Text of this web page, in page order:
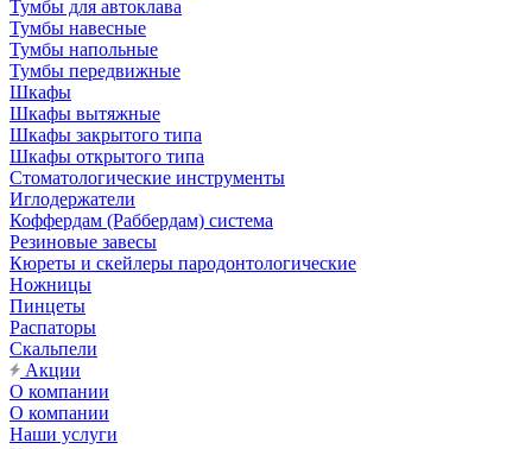
Тумбы для автоклава
Тумбы навесные
Тумбы напольные
Тумбы передвижные
Шкафы
Шкафы вытяжные
Шкафы закрытого типа
Шкафы открытого типа
Стоматологические инструменты
Иглодержатели
Коффердам (Раббердам) система
Резиновые завесы
Кюреты и скейлеры пародонтологические
Ножницы
Пинцеты
Распаторы
Скальпели
Акции
О компании
О компании
Наши услуги